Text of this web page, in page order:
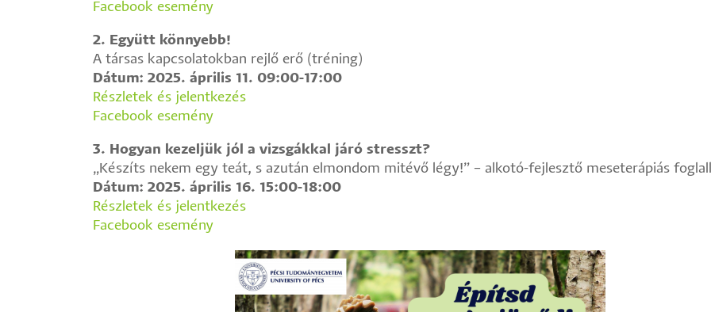
Facebook esemény
2. Együtt könnyebb!
A társas kapcsolatokban rejlő erő (tréning)
Dátum: 2025. április 11. 09:00-17:00
Részletek és jelentkezés
Facebook esemény
3. Hogyan kezeljük jól a vizsgákkal járó stresszt?
„Készíts nekem egy teát, s azután elmondom mitévő légy!” – alkotó-fejlesztő meseterápiás
Dátum: 2025. április 16. 15:00-18:00
Részletek és jelentkezés
Facebook esemény